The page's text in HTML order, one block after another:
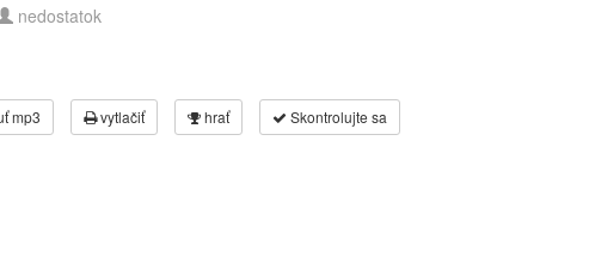
nedostatok
mp3 vytlačiť hrať Skontrolujte sa